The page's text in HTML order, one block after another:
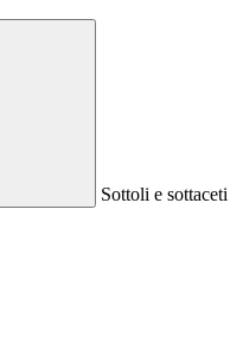
Sottoli e sottaceti